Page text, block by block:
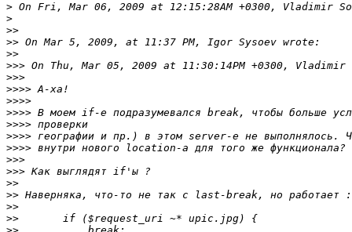
>
>
>>
>>
>>
>>>
>>>
>>>>
>>>>
>>>>
>>>>
>>>>
>>>>
>>>
>>>
>>
>>
>>
>>